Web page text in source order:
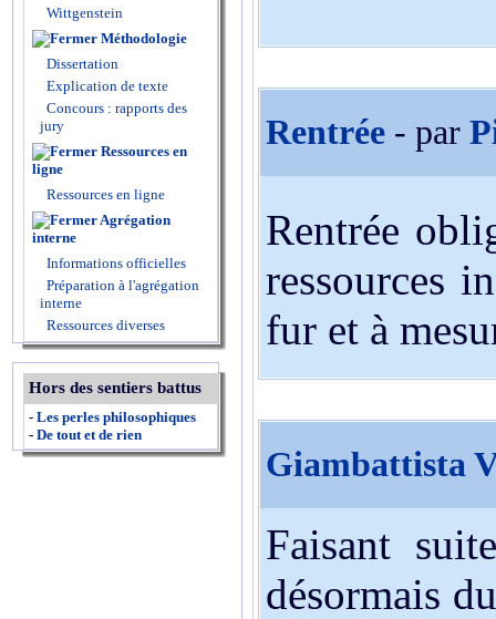
Wittgenstein
Méthodologie
Dissertation
Explication de texte
Concours : rapports des
jury
Ressources en
ligne
Ressources en ligne
Agrégation
interne
Informations officielles
Préparation à l'agrégation
interne
Ressources diverses
Hors des sentiers battus
- Les perles philosophiques
- De tout et de rien
Rentrée - par
Rentrée
ressources
fur et à
Giambattista
Faisant
désormais